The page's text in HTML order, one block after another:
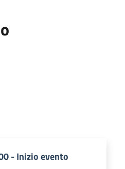
- Inizio evento